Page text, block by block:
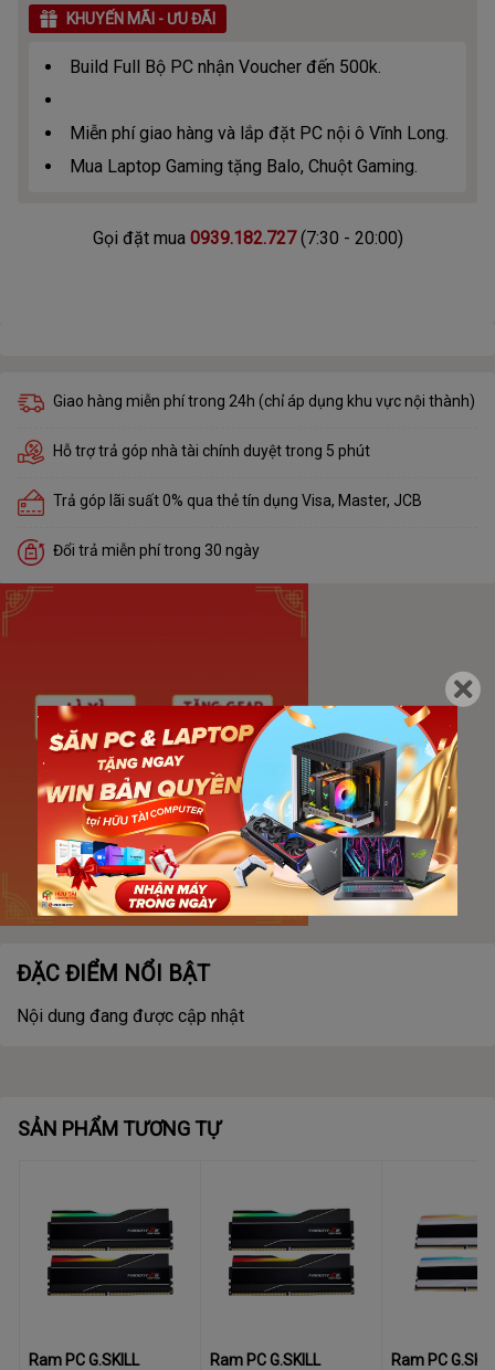
KHUYẾN MÃI - ƯU ĐÃI
Build Full Bộ PC nhận Voucher đến 500k.
Miễn phí giao hàng và lắp đặt PC nội ô Vĩnh Long.
Mua Laptop Gaming tặng Balo, Chuột Gaming.
Gọi đặt mua 0939.182.727(7:30 - 20:00)
Giao hàng miễn phí trong 24h (chỉ áp dụng khu vực nội thành)
Hỗ trợ trả góp nhà tài chính duyệt trong 5 phút
Trả góp lãi suất 0% qua thẻ tín dụng Visa, Master, JCB
Đổi trả miễn phí trong 30 ngày
ĐẶC ĐIỂM NỔI BẬT
Nội dung đang được cập nhật
SẢN PHẨM TƯƠNG TỰ
Ram PC G.SKILL
Ram PC G.SKILL
Ram PC